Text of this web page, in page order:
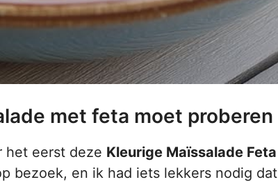
met feta moet proberen
het eerst deze Kleurige Maïssalade Feta
bezoek, en ik had iets lekkers nodig dat